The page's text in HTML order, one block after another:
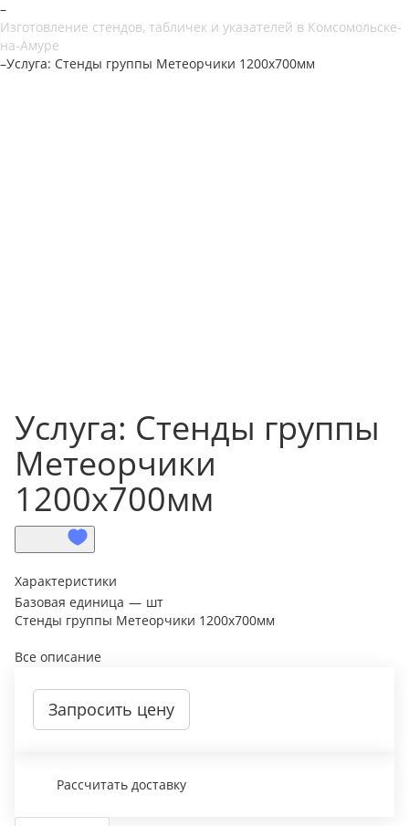
–
Изготовление стендов, табличек и указателей в Комсомольске-
на-Амуре
–Услуга: Стенды группы Метеорчики 1200х700мм
Услуга: Стенды группы
Метеорчики
1200х700мм
Характеристики
Базовая единица — шт
Стенды группы Метеорчики 1200х700мм
Все описание
Запросить цену
Рассчитать доставку